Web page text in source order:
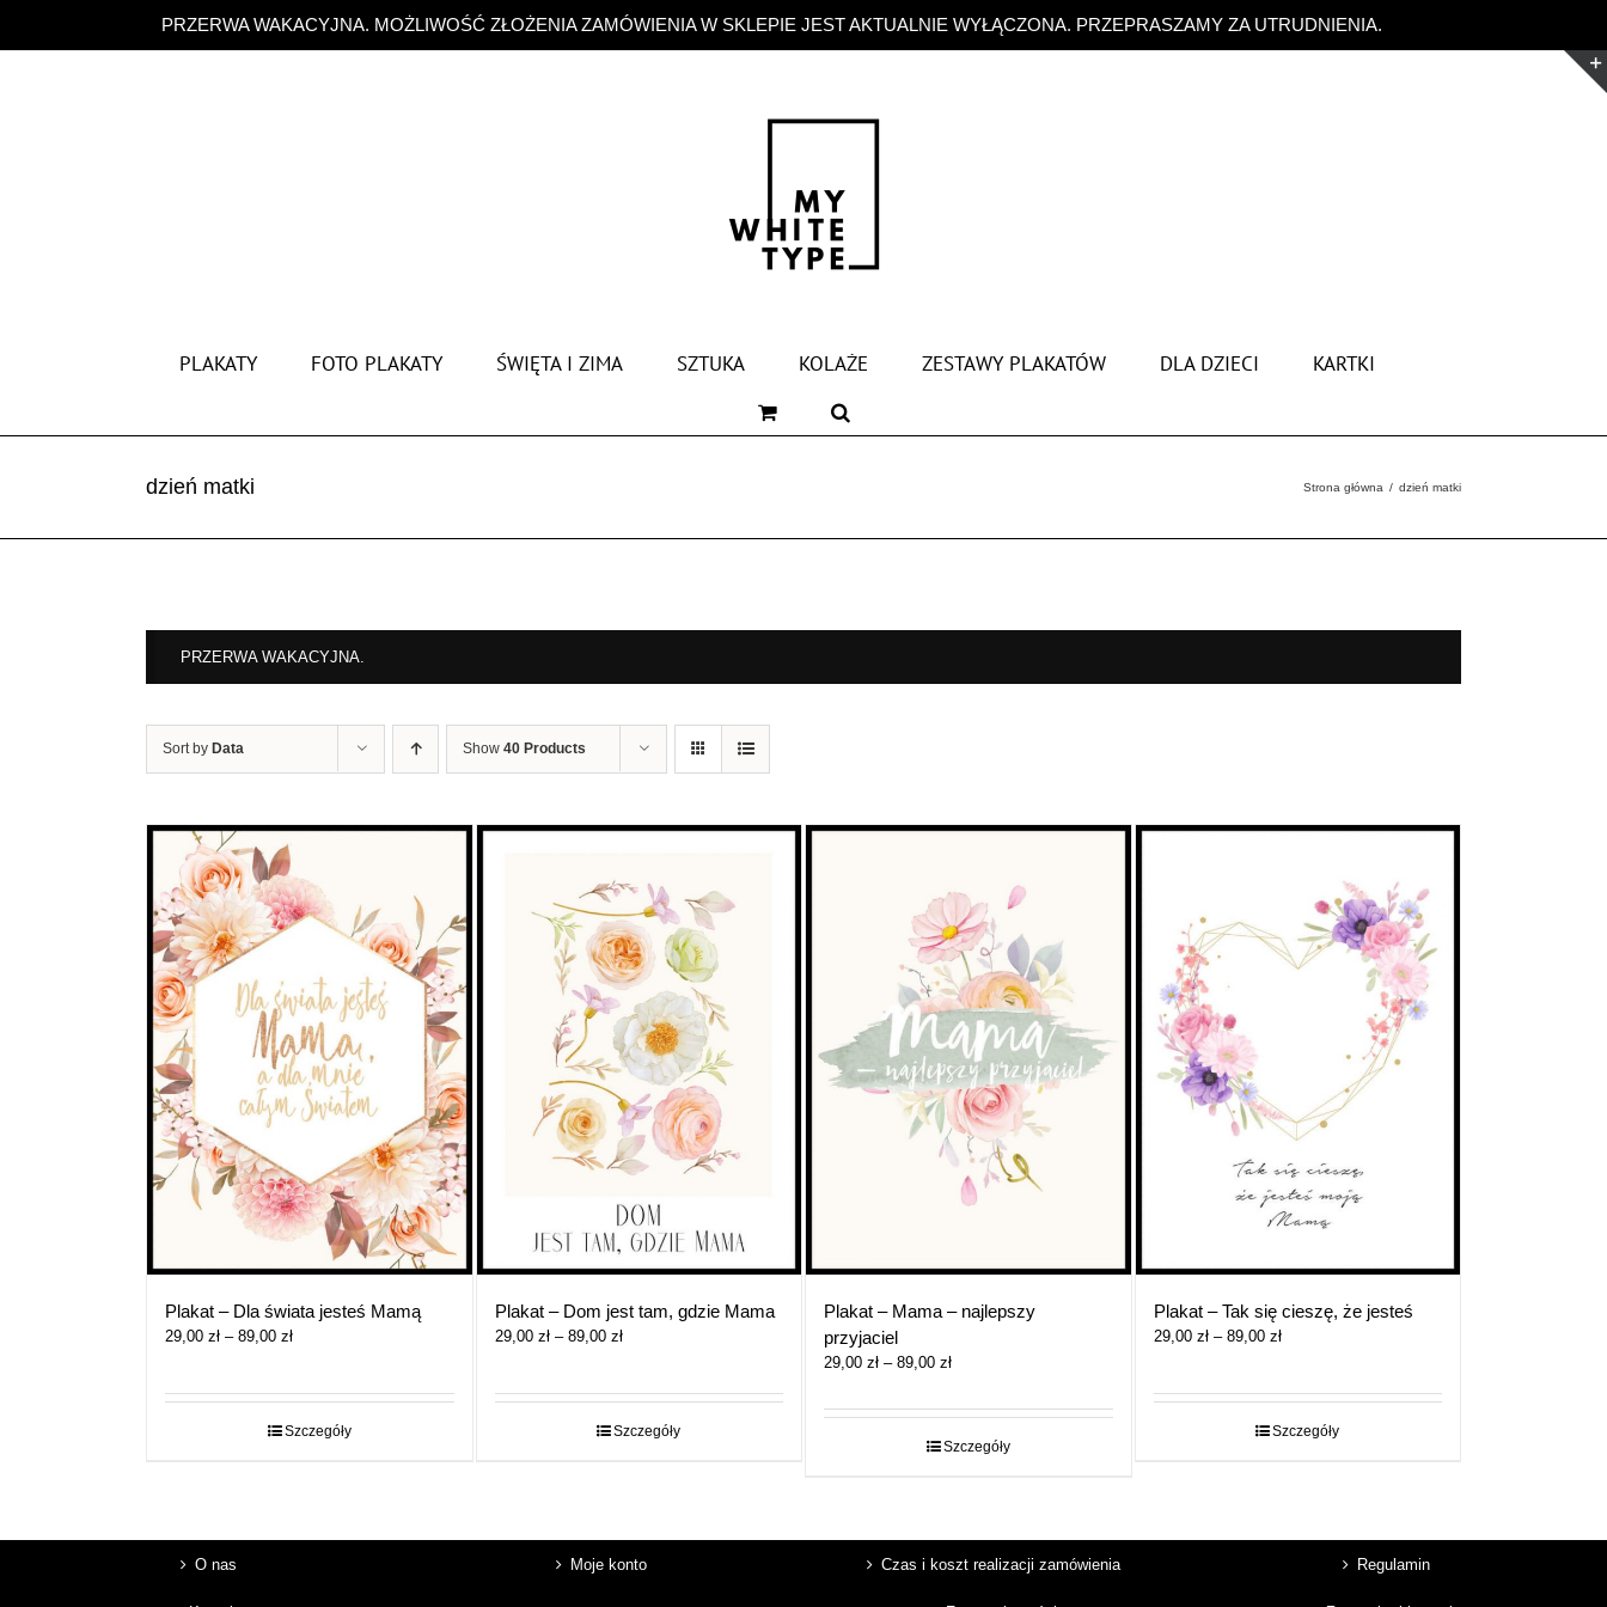
PRZERWA WAKACYJNA. MOŻLIWOŚĆ ZŁOŻENIA ZAMÓWIENIA W SKLEPIE JEST AKTUALNIE WYŁĄCZONA. PRZEPRASZAMY ZA UTRUDNIENIA.
zawartości
PLAKATY FOTO PLAKATY ŚWIĘTA I ZIMA SZTUKA KOLAŻE ZESTAWY PLAKATÓW DLA DZIECI KARTKI
dzień matki Strona główna dzień matki
PRZERWA WAKACYJNA.
Sort by Data Show 40 Products
Plakat – Dla świata jesteś Mamą
29,00 zł – 89,00 złZakres
29,00 zł
do
Szczegóły
Plakat – Dom jest tam, gdzie Mama
29,00 zł – 89,00 złZakres
29,00 zł
do
Szczegóły
Plakat – Mama – najlepszy
przyjaciel
29,00 zł – 89,00 złZakres
od
do
Szczegóły
Plakat – Tak się cieszę, że jesteś
29,00 zł – 89,00 złZakres
29,00 zł
do
Szczegóły
O nas Moje konto Czas i koszt realizacji zamówienia Regulamin